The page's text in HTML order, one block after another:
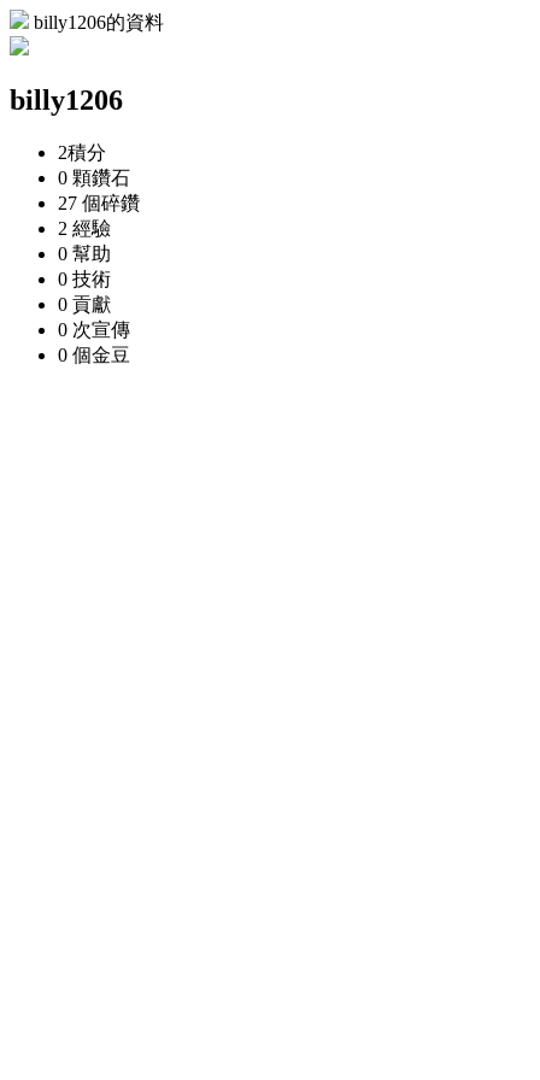
billy1206的資料
billy1206
2積分
0 顆鑽石
27 個碎鑽
2 經驗
0 幫助
0 技術
0 貢獻
0 次宣傳
0 個金豆